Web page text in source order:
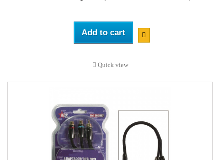
Add to cart
Quick view